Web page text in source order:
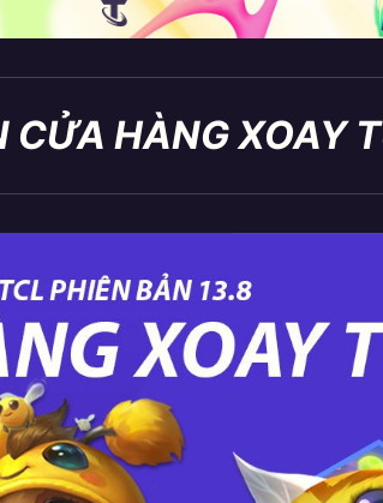
CỬA HÀNG XOAY